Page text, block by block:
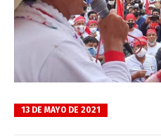
13 DE MAYO DE 2021